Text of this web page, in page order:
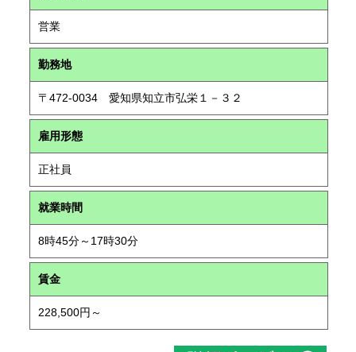
営業
勤務地
〒472-0034 愛知県知立市弘栄１－３２
雇用形態
正社員
就業時間
8時45分～17時30分
賃金
228,500円～